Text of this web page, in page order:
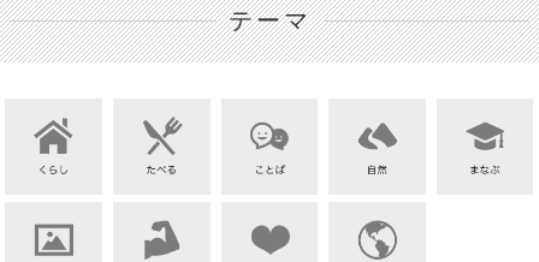
テーマ